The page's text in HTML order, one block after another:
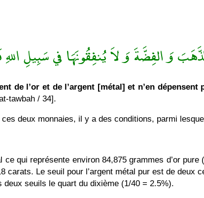
وَ الفِضَّةَ وَ لاَ يُنفِقُونَهَا في سَبِيلِ
de l’or et de l’argent [métal] et n’en dépensent
tawbah / 34].
deux monnaies, il y a des conditions, parmi
qui représente environ 84,875 grammes d’or
carats. Le seuil pour l’argent métal pur est de deux
seuils le quart du dixième (1/40 = 2.5%).